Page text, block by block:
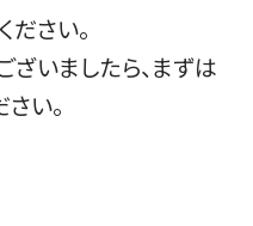
さい。
いましたら、まずは
い。